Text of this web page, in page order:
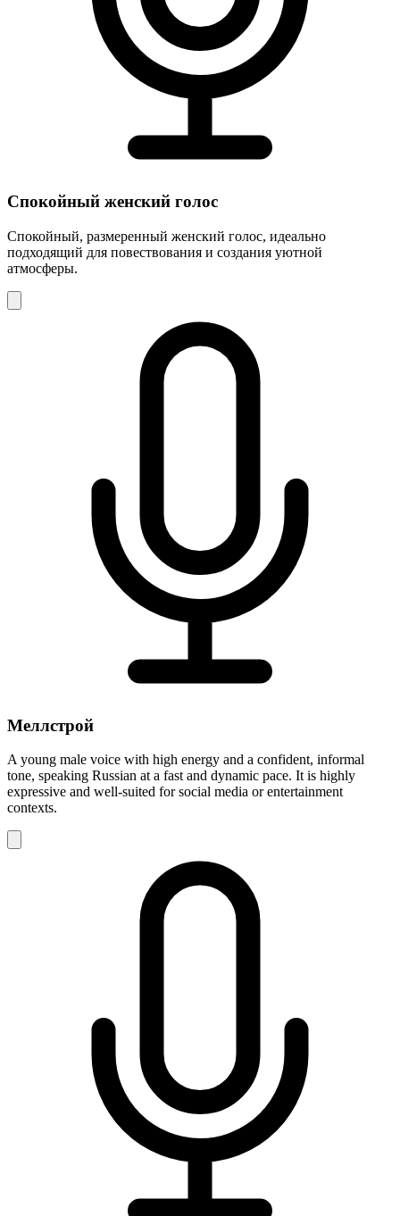
Спокойный женский голос
Спокойный, размеренный женский голос, идеально
подходящий для повествования и создания уютной
атмосферы.
Меллстрой
A young male voice with high energy and a confident, informal
tone, speaking Russian at a fast and dynamic pace. It is highly
expressive and well-suited for social media or entertainment
contexts.